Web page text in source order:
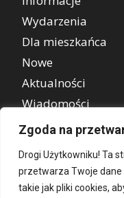
Zgoda na
Drogi Użytkowniku! Ta
przetwarza Twoje dane
takie jak pliki cookies,
Wydarzenia
Dla mieszkańca
Nowe
Aktualności
Wiadomości
REKLAMA